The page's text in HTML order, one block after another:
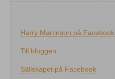
Harry Martinson på Facebook
Till bloggen
Sällskapet på Facebook